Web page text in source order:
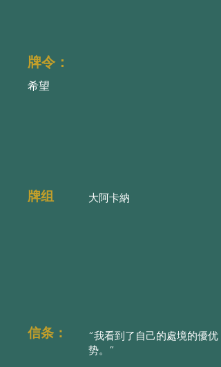
牌令：
希望
牌组 大阿卡納
信条：
“我看到了自己的處境的優优
势。”